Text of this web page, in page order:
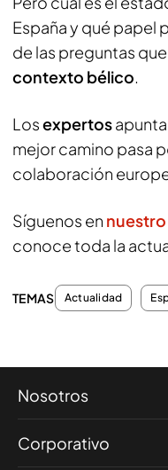
España y qué papel
de las preguntas
contexto bélico.
Losexpertos
mejor camino pasa
colaboración
Síguenos en
conoce toda la
TEMAS Actualidad
Nosotros
Corporativo